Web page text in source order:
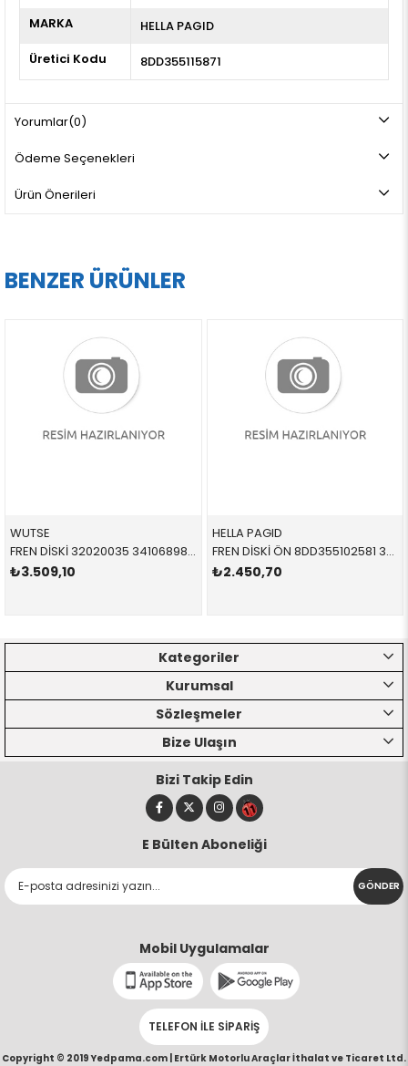
MARKA
HELLA PAGID
Üretici Kodu
8DD355115871
Yorumlar(0)
Ödeme Seçenekleri
Ürün Önerileri
BENZER ÜRÜNLER
WUTSE
FREN DİSKİ 32020035 34106898723 34116775277 F10,F11 2.0,2.5,3.0 ÖN
₺3.509,10
HELLA PAGID
FREN DİSKİ ÖN 8DD355102581 34116864060 34116864060 E36,E46 1.8,2.0,2.5,2.8 HAVALI 1991-2005
₺2.450,70
Kategoriler
Kurumsal
Sözleşmeler
Bize Ulaşın
Bizi Takip Edin
E Bülten Aboneliği
GÖNDER
Mobil Uygulamalar
TELEFON İLE SİPARİŞ
Copyright © 2019 Yedpama.com | Ertürk Motorlu Araçlar İthalat ve Ticaret Ltd.